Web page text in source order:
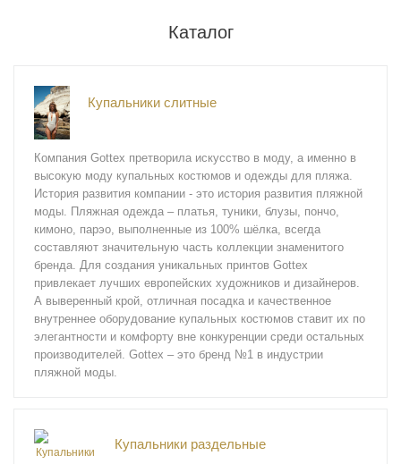
Каталог
Купальники слитные
Компания Gottex претворила искусство в моду, а именно в
высокую моду купальных костюмов и одежды для пляжа.
История развития компании - это история развития пляжной
моды. Пляжная одежда – платья, туники, блузы, пончо,
кимоно, парэо, выполненные из 100% шёлка, всегда
составляют значительную часть коллекции знаменитого
бренда. Для создания уникальных принтов Gottex
привлекает лучших европейских художников и дизайнеров.
А выверенный крой, отличная посадка и качественное
внутреннее оборудование купальных костюмов ставит их по
элегантности и комфорту вне конкуренции среди остальных
производителей. Gottex – это бренд №1 в индустрии
пляжной моды.
Купальники раздельные